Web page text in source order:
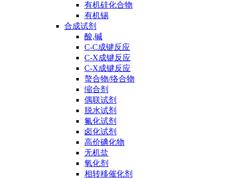
有机硅化合物
有机锡
合成试剂
酸,碱
C-C成键反应
C-X成键反应
C-X成键反应
螯合物/络合物
缩合剂
偶联试剂
脱水试剂
氟化试剂
卤化试剂
高价碘化物
无机盐
氧化剂
相转移催化剂